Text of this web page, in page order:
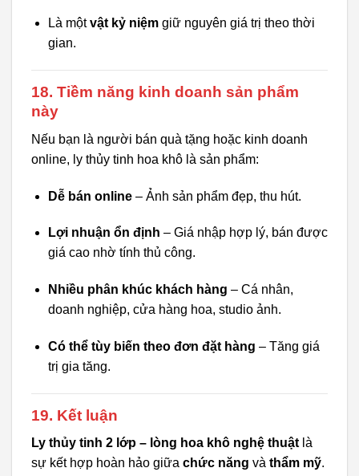
Là mộtvật kỷ niệmgiữ nguyên giá trị theo thời
gian.
18. Tiềm năng kinh doanh sản phẩm
này
Nếu bạn là người bán quà tặng hoặc kinh doanh
online, ly thủy tinh hoa khô là sản phẩm:
Dễ bán online– Ảnh sản phẩm đẹp, thu hút.
Lợi nhuận ổn định – Giá nhập hợp lý, bán được
giá cao nhờ tính thủ công.
Nhiều phân khúc khách hàng – Cá nhân,
doanh nghiệp, cửa hàng hoa, studio ảnh.
Có thể tùy biến theo đơn đặt hàng – Tăng giá
trị gia tăng.
19. Kết luận
Ly thủy tinh 2 lớp – lòng hoa khô nghệ thuậtlà
sự kết hợp hoàn hảo giữa chức năng và thẩm mỹ.